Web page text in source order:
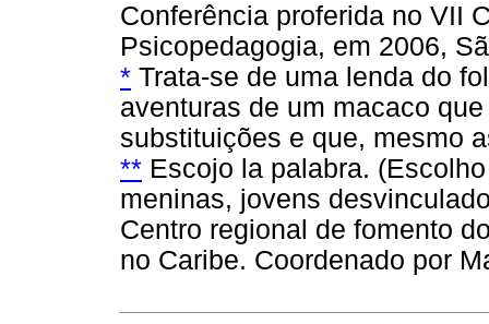
Conferência proferida no VII
Psicopedagogia, em 2006,
* Trata-se de uma lenda do
aventuras de um macaco
substituições e que, mesmo
** Escojo la palabra.
meninas, jovens
Centro regional de fomento
no Caribe. Coordenado por